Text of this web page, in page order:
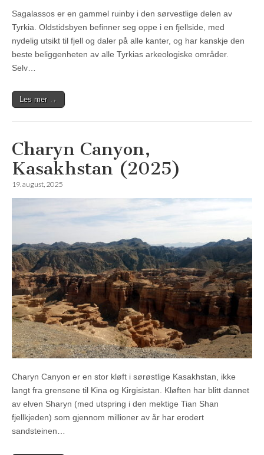
Sagalassos er en gammel ruinby i den sørvestlige delen av
Tyrkia. Oldstidsbyen befinner seg oppe i en fjellside, med
nydelig utsikt til fjell og daler på alle kanter, og har kanskje den
beste beliggenheten av alle Tyrkias arkeologiske områder.
Selv…
Les mer →
Charyn Canyon,
Kasakhstan (2025)
19. august, 2025
Charyn Canyon er en stor kløft i sørøstlige Kasakhstan, ikke
langt fra grensene til Kina og Kirgisistan. Kløften har blitt dannet
av elven Sharyn (med utspring i den mektige Tian Shan
fjellkjeden) som gjennom millioner av år har erodert
sandsteinen…